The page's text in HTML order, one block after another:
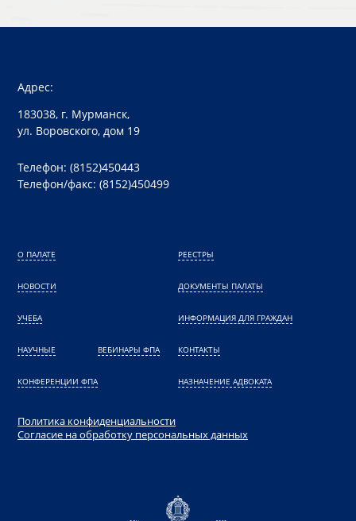
Адрес:
183038, г. Мурманск,
ул. Воровского, дом 19
Телефон: (8152)450443
Телефон/факс: (8152)450499
О ПАЛАТЕ
НОВОСТИ
УЧЕБА
НАУЧНЫЕ
КОНФЕРЕНЦИИ ФПА
ВЕБИНАРЫ ФПА
РЕЕСТРЫ
ДОКУМЕНТЫ ПАЛАТЫ
ИНФОРМАЦИЯ ДЛЯ ГРАЖДАН
КОНТАКТЫ
НАЗНАЧЕНИЕ АДВОКАТА
Политика конфиденциальности
Согласие на обработку персональных данных